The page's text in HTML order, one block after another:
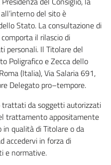
del sito è
Stato. La consultazione di
il rilascio di
personali. Il Titolare del
Poligrafico e Zecca dello
(Italia), Via Salaria 691,
Delegato pro–tempore.
trattati da soggetti autorizzati
trattamento appositamente
qualità di Titolare o da
accedervi in forza di
e normative.